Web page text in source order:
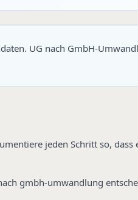
UG nach GmbH-
jeden Schritt so, dass
gmbh-umwandlung